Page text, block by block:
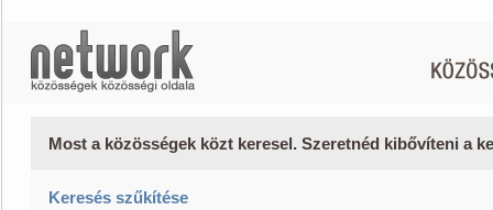
Most a közösségek közt keresel. Szeretnéd kibővíteni a
Keresés szűkítése